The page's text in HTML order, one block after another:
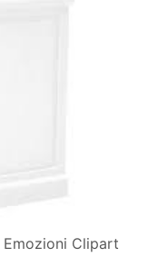
Emozioni Clipart